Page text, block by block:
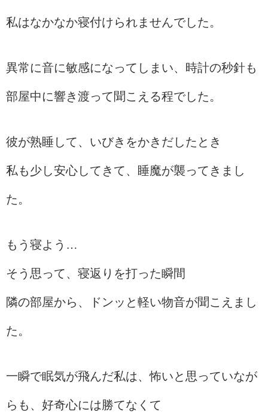
私はなかなか寝付けられませんでした。
異常に音に敏感になってしまい、時計の秒針も
部屋中に響き渡って聞こえる程でした。
彼が熟睡して、いびきをかきだしたとき
私も少し安心してきて、睡魔が襲ってきまし
た。
もう寝よう…
そう思って、寝返りを打った瞬間
隣の部屋から、ドンッと軽い物音が聞こえまし
た。
一瞬で眠気が飛んだ私は、怖いと思っていなが
らも、好奇心には勝てなくて